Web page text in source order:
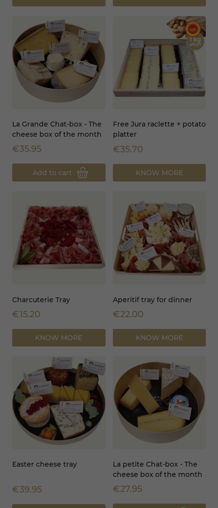
La Grande Chat-box - The
cheese box of the month
€35.95
Add to cart
Free Jura raclette + potato
platter
€35.70
KNOW MORE
Charcuterie Tray
€15.20
KNOW MORE
Aperitif tray for dinner
€22.00
KNOW MORE
Easter cheese tray
€39.95
La petite Chat-box - The
cheese box of the month
€27.95